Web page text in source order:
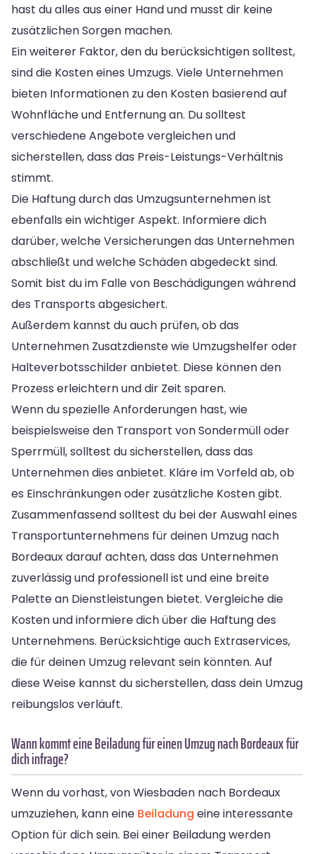
hast du alles aus einer Hand und musst dir keine
zusätzlichen Sorgen machen.
Ein weiterer Faktor, den du berücksichtigen solltest,
sind die Kosten eines Umzugs. Viele Unternehmen
bieten Informationen zu den Kosten basierend auf
Wohnfläche und Entfernung an. Du solltest
verschiedene Angebote vergleichen und
sicherstellen, dass das Preis-Leistungs-Verhältnis
stimmt.
Die Haftung durch das Umzugsunternehmen ist
ebenfalls ein wichtiger Aspekt. Informiere dich
darüber, welche Versicherungen das Unternehmen
abschließt und welche Schäden abgedeckt sind.
Somit bist du im Falle von Beschädigungen während
des Transports abgesichert.
Außerdem kannst du auch prüfen, ob das
Unternehmen Zusatzdienste wie Umzugshelfer oder
Halteverbotsschilder anbietet. Diese können den
Prozess erleichtern und dir Zeit sparen.
Wenn du spezielle Anforderungen hast, wie
beispielsweise den Transport von Sondermüll oder
Sperrmüll, solltest du sicherstellen, dass das
Unternehmen dies anbietet. Kläre im Vorfeld ab, ob
es Einschränkungen oder zusätzliche Kosten gibt.
Zusammenfassend solltest du bei der Auswahl eines
Transportunternehmens für deinen Umzug nach
Bordeaux darauf achten, dass das Unternehmen
zuverlässig und professionell ist und eine breite
Palette an Dienstleistungen bietet. Vergleiche die
Kosten und informiere dich über die Haftung des
Unternehmens. Berücksichtige auch Extraservices,
die für deinen Umzug relevant sein könnten. Auf
diese Weise kannst du sicherstellen, dass dein Umzug
reibungslos verläuft.
Wann kommt eine Beiladung für einen Umzug nach Bordeaux für
dich infrage?
Wenn du vorhast, von Wiesbaden nach Bordeaux
umzuziehen, kann eine Beiladung eine interessante
Option für dich sein. Bei einer Beiladung werden